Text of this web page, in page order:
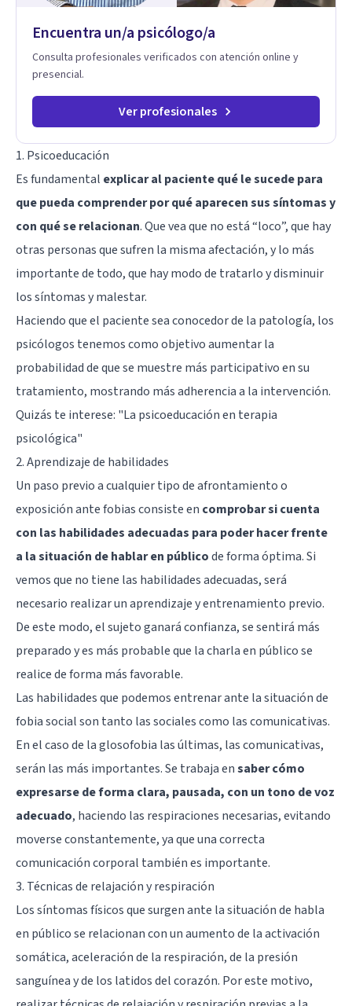
Encuentra un/a psicólogo/a
Consulta profesionales verificados con atención online y
presencial.
Ver profesionales
1. Psicoeducación
Es fundamental explicar al paciente qué le sucede para
que pueda comprender por qué aparecen sus síntomas y
con qué se relacionan. Que vea que no está “loco”, que hay
otras personas que sufren la misma afectación, y lo más
importante de todo, que hay modo de tratarlo y disminuir
los síntomas y malestar.
Haciendo que el paciente sea conocedor de la patología, los
psicólogos tenemos como objetivo aumentar la
probabilidad de que se muestre más participativo en su
tratamiento, mostrando más adherencia a la intervención.
Quizás te interese: "La psicoeducación en terapia
psicológica"
2. Aprendizaje de habilidades
Un paso previo a cualquier tipo de afrontamiento o
exposición ante fobias consiste en comprobar si cuenta
con las habilidades adecuadas para poder hacer frente
a la situación de hablar en públicode forma óptima. Si
vemos que no tiene las habilidades adecuadas, será
necesario realizar un aprendizaje y entrenamiento previo.
De este modo, el sujeto ganará confianza, se sentirá más
preparado y es más probable que la charla en público se
realice de forma más favorable.
Las habilidades que podemos entrenar ante la situación de
fobia social son tanto las sociales como las comunicativas.
En el caso de la glosofobia las últimas, las comunicativas,
serán las más importantes. Se trabaja ensaber cómo
expresarse de forma clara, pausada, con un tono de voz
adecuado, haciendo las respiraciones necesarias, evitando
moverse constantemente, ya que una correcta
comunicación corporal también es importante.
3. Técnicas de relajación y respiración
Los síntomas físicos que surgen ante la situación de habla
en público se relacionan con un aumento de la activación
somática, aceleración de la respiración, de la presión
sanguínea y de los latidos del corazón. Por este motivo,